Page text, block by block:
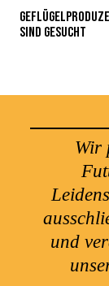
SIND GESUCHT
Wir
und